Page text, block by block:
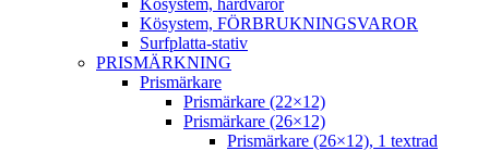
Kösystem, hårdvaror
Kösystem, FÖRBRUKNINGSVAROR
Surfplatta-stativ
PRISMÄRKNING
Prismärkare
Prismärkare (22×12)
Prismärkare (26×12)
Prismärkare (26×12), 1 textrad